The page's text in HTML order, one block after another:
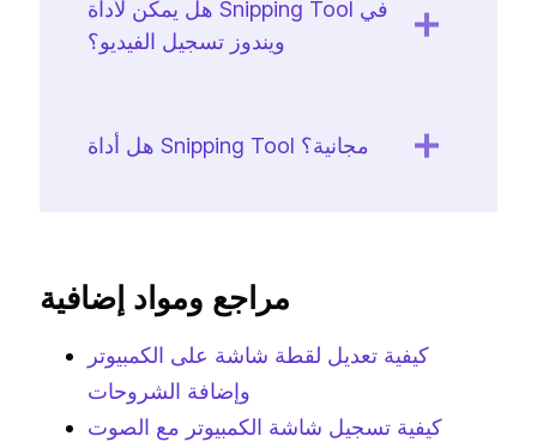
هل يمكن لأداة Snipping Tool في
ويندوز تسجيل الفيديو؟
هل أداة Snipping Tool مجانية؟
مراجع ومواد إضافية
كيفية تعديل لقطة شاشة على الكمبيوتر
وإضافة الشروحات
كيفية تسجيل شاشة الكمبيوتر مع الصوت